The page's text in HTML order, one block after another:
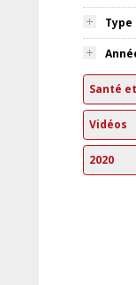
Santé
Vidéos
2020